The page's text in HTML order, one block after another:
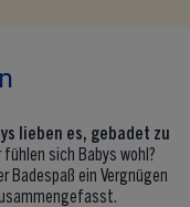
lieben es, gebadet zu
sich Babys wohl?
Badespaß ein Vergnügen